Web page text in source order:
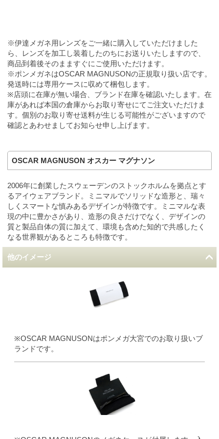
※伊達メガネ用レンズをご一緒に購入していただけました
ら、レンズを加工し装着したのちにお送りいたしますので、
商品到着後そのまますぐにご使用いただけます。
※ポンメガネはOSCAR MAGNUSONの正規取り扱い店です。
発送時には専用ケースに収めて梱包します。
※店頭に在庫が無い場合、ブランド在庫を確認いたします。在
庫があれば本国の倉庫からお取り寄せにてご注文いただけま
す。個別のお取り寄せ送料が生じる可能性がございますので
確認とあわせましてお知らせ申し上げます。
OSCAR MAGNUSON オスカー マグナソン
2006年に創業したスウェーデンのストックホルムを拠点とす
るアイウェアブランド。ミニマルでソリッドな造形と、瑞々
しくスマートな慎みあるデザインが特徴です。ミニマルな表
現の中に豊かさがあり、造形の良さだけでなく、デザインの
質と製品自体の質に加えて、環境も含めた知的で共感したく
なる世界観があるところも特徴です。
他のイメージ
※OSCAR MAGNUSONはポンメガ大宮でのお取り扱いブ
ランドです。